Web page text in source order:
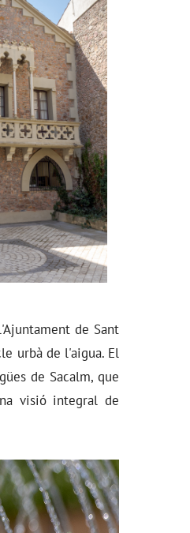
de Sant
urbà de l'aigua. El
de Sacalm, que
visió integral de